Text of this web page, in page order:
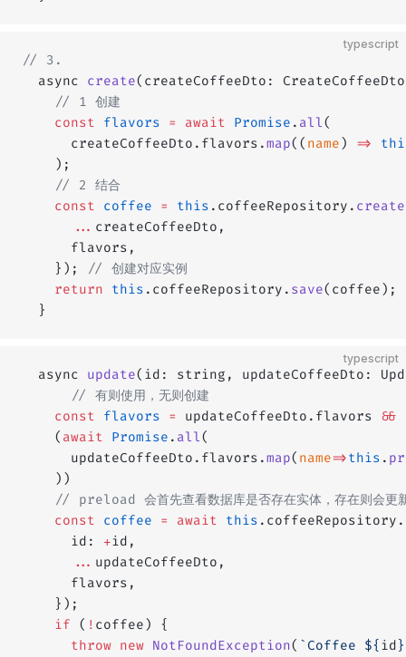
typescript
// 3.
  async
create(createCoffeeDto:
    // 1 创建
    const
flavors = await Promise . all(
      createCoffeeDto.flavors.
map(( name ) =>
    );
    // 2 结合
    const
coffee = this .coffeeRepository. create
      ...
createCoffeeDto,
      flavors,
    });
// 创建对应实例
    return
this .coffeeRepository. save(coffee);
  }
typescript
  async
update(id: string, updateCoffeeDto:
      // 有则使用，无则创建
    const
flavors = updateCoffeeDto.flavors
&&
    (
await Promise . all(
      updateCoffeeDto.flavors.
map( name=>this .
    ))
// preload 会首先查看数据库是否存在实体，存在则会
    const
coffee = await this .coffeeRepository.
      id:
+id,
      ...
updateCoffeeDto,
      flavors,
    });
    if
( ! coffee) {
      throw
new NotFoundException( `Coffee ${ id